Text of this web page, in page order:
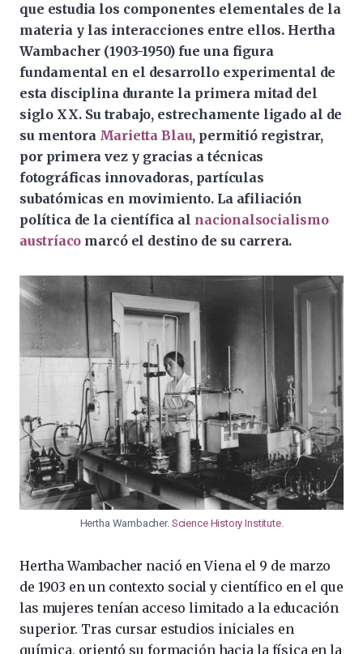
que estudia los componentes elementales de la
materia y las interacciones entre ellos. Hertha
Wambacher (1903-1950) fue una figura
fundamental en el desarrollo experimental de
esta disciplina durante la primera mitad del
siglo XX. Su trabajo, estrechamente ligado al de
su mentora Marietta Blau, permitió registrar,
por primera vez y gracias a técnicas
fotográficas innovadoras, partículas
subatómicas en movimiento. La afiliación
política de la científica al nacionalsocialismo
austríaco marcó el destino de su carrera.
Hertha Wambacher. Science History Institute.
Hertha Wambacher nació en Viena el 9 de marzo
de 1903 en un contexto social y científico en el que
las mujeres tenían acceso limitado a la educación
superior. Tras cursar estudios iniciales en
química, orientó su formación hacia la física en la